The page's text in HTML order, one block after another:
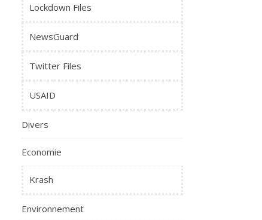
Lockdown Files
NewsGuard
Twitter Files
USAID
Divers
Economie
Krash
Environnement